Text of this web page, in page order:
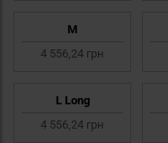
M
4 556,24 грн
L Long
4 556,24 грн